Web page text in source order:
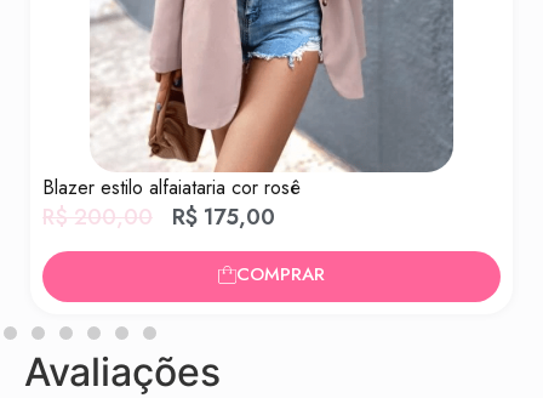
Blazer estilo alfaiataria cor rosê
R$200,00 R$ 175,00
COMPRAR
Avaliações